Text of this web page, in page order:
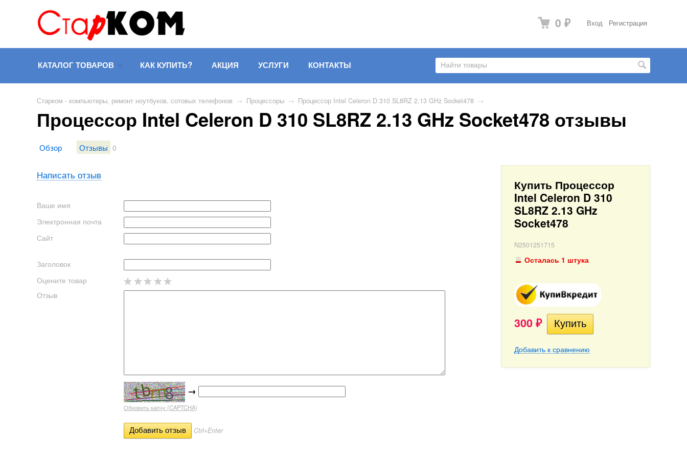
Вход Регистрация
0 ₽
КАТАЛОГ ТОВАРОВ КАК КУПИТЬ? АКЦИЯ УСЛУГИ КОНТАКТЫ
Старком - компьютеры, ремонт ноутбуков, сотовых телефонов → Процессоры → Процессор Intel Celeron D 310 SL8RZ 2.13 GHz Socket478 →
Процессор Intel Celeron D 310 SL8RZ 2.13 GHz Socket478 отзывы
Обзор Отзывы 0
Купить Процессор
Intel Celeron D 310
SL8RZ 2.13 GHz
Socket478
N2501251715
Осталась 1 штука
300 ₽
Добавить к сравнению
Написать отзыв
Ваше имя
Электронная почта
Сайт
Заголовок
Оцените товар
Отзыв
→
Обновить капчу (CAPTCHA)
Ctrl+Enter